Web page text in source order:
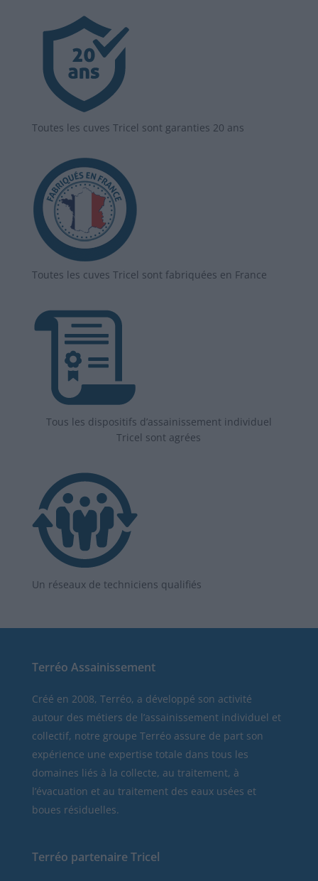
Toutes les cuves Tricel sont garanties 20 ans
Toutes les cuves Tricel sont fabriquées en France
Tous les dispositifs d’assainissement individuel
Tricel sont agrées
Un réseaux de techniciens qualifiés
Terréo Assainissement
Créé en 2008, Terréo, a développé son activité
autour des métiers de l’assainissement individuel et
collectif, notre groupe Terréo assure de part son
expérience une expertise totale dans tous les
domaines liés à la collecte, au traitement, à
l’évacuation et au traitement des eaux usées et
boues résiduelles.
Terréo partenaire Tricel